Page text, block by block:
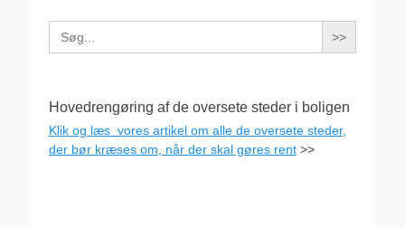
Search
for:
Hovedrengøring af de oversete steder i boligen
Klik og læs vores artikel om alle de oversete steder,
der bør kræses om, når der skal gøres rent >>